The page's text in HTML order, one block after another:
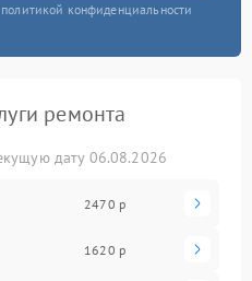
конфиденциальности
ремонта
дату 06.08.2026
2470 р
1620 р